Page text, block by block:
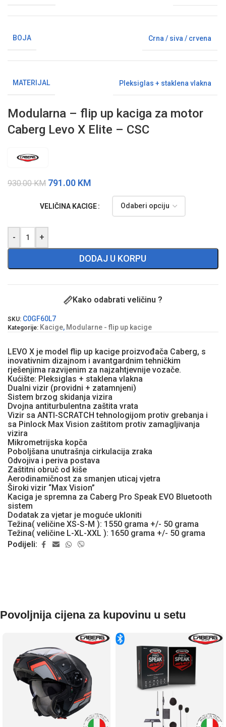
BOJA Crna / siva / crvena
MATERIJAL Pleksiglas + staklena vlakna
Modularna – flip up kaciga za motor
Caberg Levo X Elite – CSC
930.00KM 791.00 KM
VELIČINA KACIGE
- +
DODAJ U KORPU
Kako odabrati veličinu ?
SKU: C0GF60L7
Kategorije: Kacige, Modularne - flip up kacige
LEVO X je model flip up kacige proizvođača Caberg, s
inovativnim dizajnom i avantgardnim tehničkim
rješenjima razvijenim za najzahtjevnije vozače.
Kućište: Pleksiglas + staklena vlakna
Dualni vizir (providni + zatamnjeni)
Sistem brzog skidanja vizira
Dvojna antiturbulentna zaštita vrata
Vizir sa ANTI-SCRATCH tehnologijom protiv grebanja i
sa Pinlock Max Vision zaštitom protiv zamagljivanja
vizira
Mikrometrijska kopča
Poboljšana unutrašnja cirkulacija zraka
Odvojiva i periva postava
Zaštitni obruč od kiše
Aerodinamičnost za smanjen uticaj vjetra
Široki vizir “Max Vision”
Kaciga je spremna za Caberg Pro Speak EVO Bluetooth
sistem
Dodatak za vjetar je moguće ukloniti
Težina( veličine XS-S-M ): 1550 grama +/- 50 grama
Težina( veličine L-XL-XXL ): 1650 grama +/- 50 grama
Podijeli:
Povoljnija cijena za kupovinu u setu